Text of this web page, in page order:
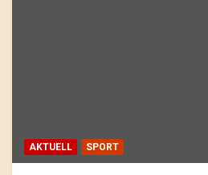
AKTUELL SPORT